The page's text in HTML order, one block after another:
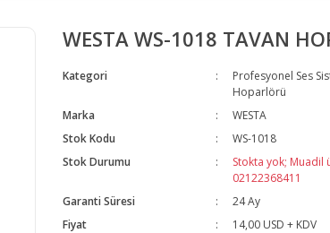
WESTA WS-1018 TAVAN
Kategori Profesyonel Ses
Hoparlörü
Marka
WESTA
Stok Kodu
WS-1018
Stok Durumu
Stokta yok; Muadil
02122368411
Garanti Süresi
24 Ay
Fiyat
14,00 USD + KDV